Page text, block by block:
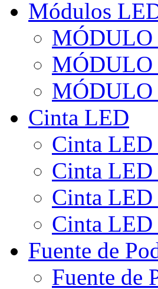
Módulos
MÓDULO
MÓDULO
Cinta LED
Cinta
Cinta
Cinta
Cinta
Fuente de
Fuente de